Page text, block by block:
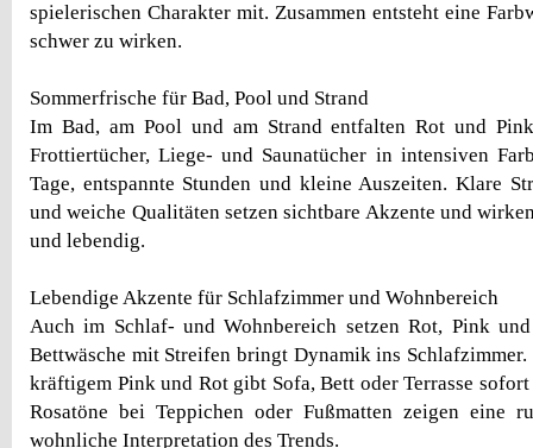
spielerischen Charakter mit. Zusammen entsteht eine
schwer zu wirken.
Sommerfrische für Bad, Pool und Strand
Im Bad, am Pool und am Strand entfalten Rot und
Frottiertücher, Liege- und Saunatücher in intensiven
Tage, entspannte Stunden und kleine Auszeiten. Klare
und weiche Qualitäten setzen sichtbare Akzente und
und lebendig.
Lebendige Akzente für Schlafzimmer und Wohnbereich
Auch im Schlaf- und Wohnbereich setzen Rot, Pink
Bettwäsche mit Streifen bringt Dynamik ins Schlafzimmer.
kräftigem Pink und Rot gibt Sofa, Bett oder Terrasse
Rosatöne bei Teppichen oder Fußmatten zeigen eine
wohnliche Interpretation des Trends.